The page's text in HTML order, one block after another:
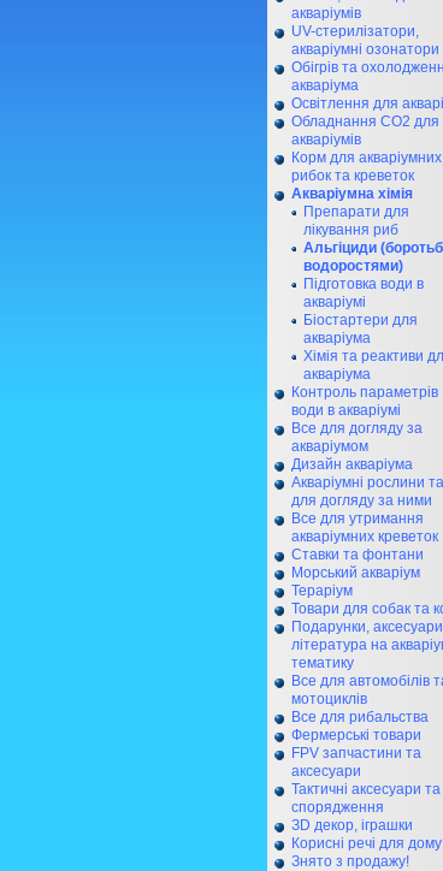
акваріумів
UV-стерилізатори,
акваріумні озонатори
Обігрів та
акваріума
Освітлення для
Обладнання CO2 для
акваріумів
Корм для акваріумних
рибок та креветок
Акваріумна хімія
Препарати для
лікування риб
Альгіциди
водоростями)
Підготовка води в
акваріумі
Біостартери для
акваріума
Хімія та реактиви
акваріума
Контроль параметрів
води в акваріумі
Все для догляду за
акваріумом
Дизайн акваріума
Акваріумні рослини
для догляду за ними
Все для утримання
акваріумних креветок
Ставки та фонтани
Морський акваріум
Тераріум
Товари для собак та
Подарунки,
література на
тематику
Все для автомобілів
мотоциклів
Все для рибальства
Фермерські товари
FPV запчастини та
аксесуари
Тактичні аксесуари та
спорядження
ЗD декор, іграшки
Корисні речі для дому
Знято з продажу!